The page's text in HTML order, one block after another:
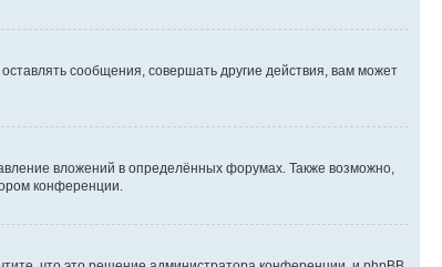
сообщения, совершать другие действия, вам может
вложений в определённых форумах. Также возможно,
конференции.